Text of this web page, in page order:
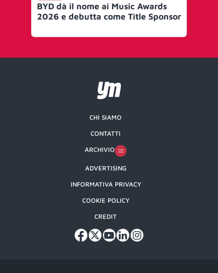
BYD dà il nome ai Music Awards
2026 e debutta come Title Sponsor
CHI SIAMO
CONTATTI
ARCHIVIO
ADVERTISING
INFORMATIVA PRIVACY
COOKIE POLICY
CREDIT